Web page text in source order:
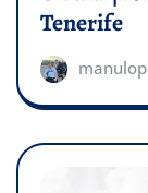
Tenerife